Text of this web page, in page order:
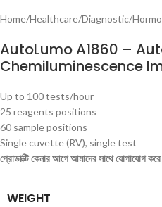
Home/Healthcare/Diagnostic/
AutoLumo A1860 –
Chemiluminescence
Up to 100 tests/hour
25 reagents positions
60 sample positions
Single cuvette (RV), single test
প্রোডাক্টি কেনার আগে আমাদের সাথে যোগাযোগ করে
WEIGHT